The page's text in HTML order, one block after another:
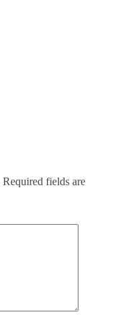
Required fields are